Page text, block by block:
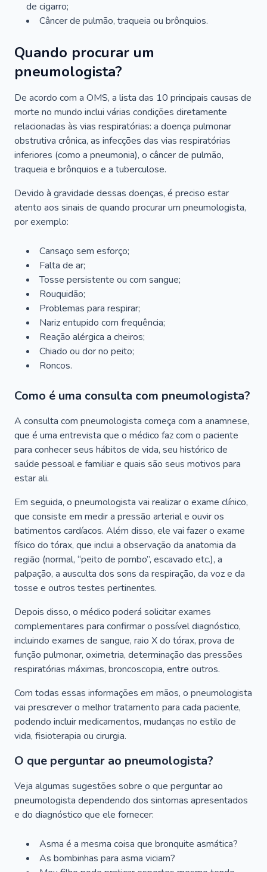
de cigarro;
Câncer de pulmão, traqueia ou brônquios.
Quando procurar um
pneumologista?
De acordo com a OMS, a lista das 10 principais causas de
morte no mundo inclui várias condições diretamente
relacionadas às vias respiratórias: a doença pulmonar
obstrutiva crônica, as infecções das vias respiratórias
inferiores (como a pneumonia), o câncer de pulmão,
traqueia e brônquios e a tuberculose.
Devido à gravidade dessas doenças, é preciso estar
atento aos sinais de quando procurar um pneumologista,
por exemplo:
Cansaço sem esforço;
Falta de ar;
Tosse persistente ou com sangue;
Rouquidão;
Problemas para respirar;
Nariz entupido com frequência;
Reação alérgica a cheiros;
Chiado ou dor no peito;
Roncos.
Como é uma consulta com pneumologista?
A consulta com pneumologista começa com a anamnese,
que é uma entrevista que o médico faz com o paciente
para conhecer seus hábitos de vida, seu histórico de
saúde pessoal e familiar e quais são seus motivos para
estar ali.
Em seguida, o pneumologista vai realizar o exame clínico,
que consiste em medir a pressão arterial e ouvir os
batimentos cardíacos. Além disso, ele vai fazer o exame
físico do tórax, que inclui a observação da anatomia da
região (normal, “peito de pombo”, escavado etc.), a
palpação, a ausculta dos sons da respiração, da voz e da
tosse e outros testes pertinentes.
Depois disso, o médico poderá solicitar exames
complementares para confirmar o possível diagnóstico,
incluindo exames de sangue, raio X do tórax, prova de
função pulmonar, oximetria, determinação das pressões
respiratórias máximas, broncoscopia, entre outros.
Com todas essas informações em mãos, o pneumologista
vai prescrever o melhor tratamento para cada paciente,
podendo incluir medicamentos, mudanças no estilo de
vida, fisioterapia ou cirurgia.
O que perguntar ao pneumologista?
Veja algumas sugestões sobre o que perguntar ao
pneumologista dependendo dos sintomas apresentados
e do diagnóstico que ele fornecer:
Asma é a mesma coisa que bronquite asmática?
As bombinhas para asma viciam?